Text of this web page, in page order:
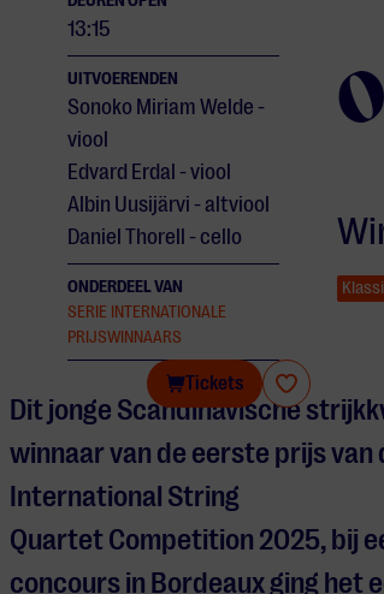
13:15
UITVOERENDEN
Sonoko Miriam Welde -
viool
Edvard Erdal - viool
Albin Uusijärvi - altviool
Daniel Thorell - cello
ONDERDEEL VAN
SERIE INTERNATIONALE
PRIJSWINNAARS
Tickets
Dit jonge Scandinavische
winnaar van de eerste prijs van
International String
Quartet Competition 2025, bij
concours in Bordeaux ging het